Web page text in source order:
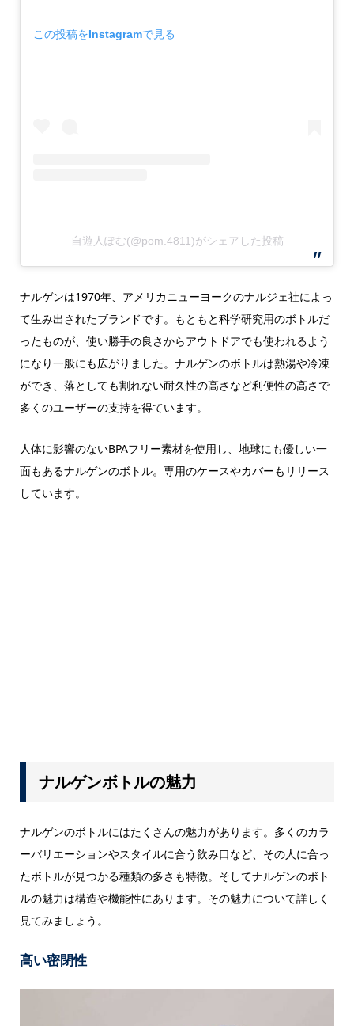
この投稿をInstagramで見る
自遊人ぽむ(@pom.4811)がシェアした投稿
ナルゲンは1970年、アメリカニューヨークのナルジェ社によっ
て生み出されたブランドです。もともと科学研究用のボトルだ
ったものが、使い勝手の良さからアウトドアでも使われるよう
になり一般にも広がりました。ナルゲンのボトルは熱湯や冷凍
ができ、落としても割れない耐久性の高さなど利便性の高さで
多くのユーザーの支持を得ています。
人体に影響のないBPAフリー素材を使用し、地球にも優しい一
面もあるナルゲンのボトル。専用のケースやカバーもリリース
しています。
ナルゲンボトルの魅力
ナルゲンのボトルにはたくさんの魅力があります。多くのカラ
ーバリエーションやスタイルに合う飲み口など、その人に合っ
たボトルが見つかる種類の多さも特徴。そしてナルゲンのボト
ルの魅力は構造や機能性にあります。その魅力について詳しく
見てみましょう。
高い密閉性